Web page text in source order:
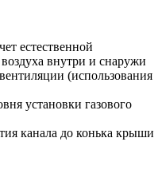
естественной
внутри и снаружи
(использования
установки газового
канала до конька крыши